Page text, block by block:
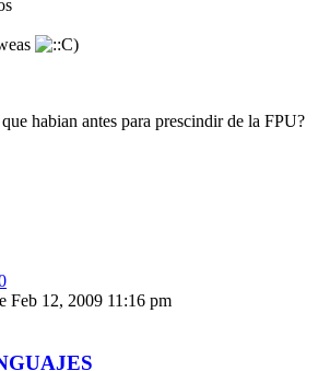
habian antes para prescindir de la FPU?
Feb 12, 2009 11:16 pm